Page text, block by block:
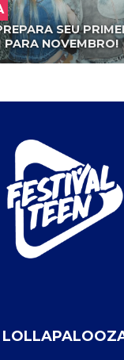
SEU
PARA NOVEMBRO!